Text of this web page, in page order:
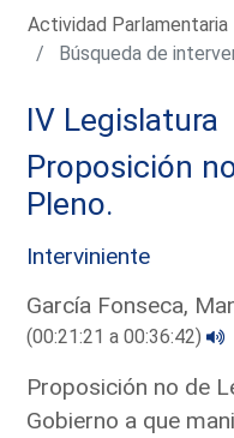
Actividad Parlamentaria
Búsqueda de
IV Legislatura
Proposición
Pleno.
Interviniente
García Fonseca,
(00:21:21 a 00:36:42)
Proposición no de
Gobierno a que